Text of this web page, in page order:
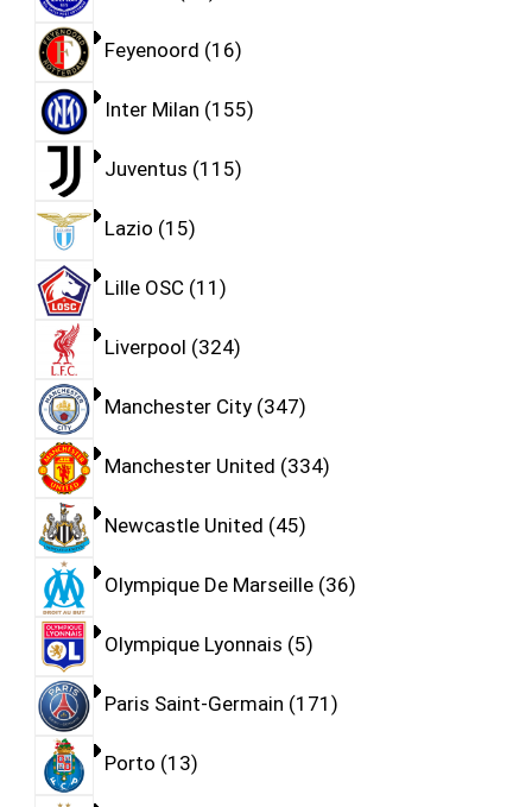
Feyenoord 16
Inter Milan 155
Juventus 115
Lazio 15
Lille OSC 11
Liverpool 324
Manchester City 347
Manchester United 334
Newcastle United 45
Olympique De Marseille 36
Olympique Lyonnais 5
Paris Saint-Germain 171
Porto 13